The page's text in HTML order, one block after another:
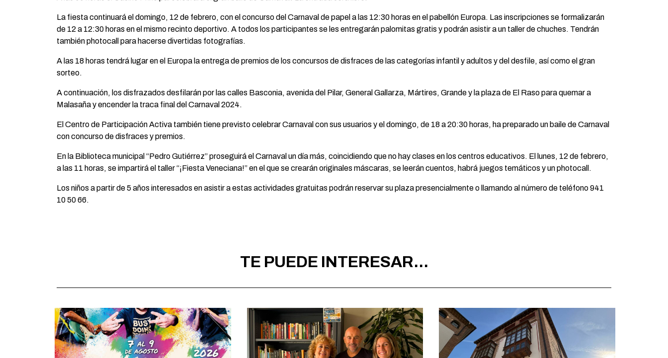
La fiesta continuará el domingo, 12 de febrero, con el concurso del Carnaval de papel a las 12:30 horas en el pabellón Europa. Las inscripciones se formalizarán
de 12 a 12:30 horas en el mismo recinto deportivo. A todos los participantes se les entregarán palomitas gratis y podrán asistir a un taller de chuches. Tendrán
también photocall para hacerse divertidas fotografías.
A las 18 horas tendrá lugar en el Europa la entrega de premios de los concursos de disfraces de las categorías infantil y adultos y del desfile, así como el gran
sorteo.
A continuación, los disfrazados desfilarán por las calles Basconia, avenida del Pilar, General Gallarza, Mártires, Grande y la plaza de El Raso para quemar a
Malasaña y encender la traca final del Carnaval 2024.
El Centro de Participación Activa también tiene previsto celebrar Carnaval con sus usuarios y el domingo, de 18 a 20:30 horas, ha preparado un baile de Carnaval
con concurso de disfraces y premios.
En la Biblioteca municipal “Pedro Gutiérrez” proseguirá el Carnaval un día más, coincidiendo que no hay clases en los centros educativos. El lunes, 12 de febrero,
a las 11 horas, se impartirá el taller “¡Fiesta Veneciana!” en el que se crearán originales máscaras, se leerán cuentos, habrá juegos temáticos y un photocall.
Los niños a partir de 5 años interesados en asistir a estas actividades gratuitas podrán reservar su plaza presencialmente o llamando al número de teléfono 941
10 50 66.
TE PUEDE INTERESAR...